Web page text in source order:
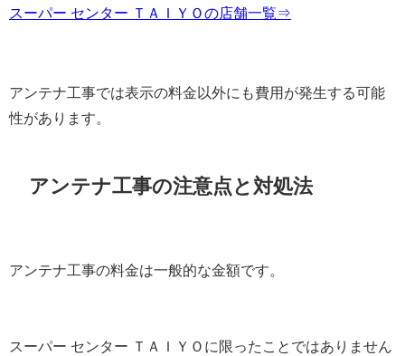
スーパー センター ＴＡＩＹＯの店舗一覧⇒
アンテナ工事では表示の料金以外にも費用が発生する可能
性があります。
アンテナ工事の注意点と対処法
アンテナ工事の料金は一般的な金額です。
スーパー センター ＴＡＩＹＯに限ったことではありません